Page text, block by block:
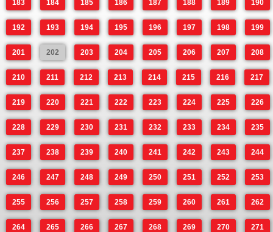
183 184 185 186 187 188 189 190
192 193 194 195 196 197 198 199
201 202 203 204 205 206 207 208
210 211 212 213 214 215 216 217
219 220 221 222 223 224 225 226
228 229 230 231 232 233 234 235
237 238 239 240 241 242 243 244
246 247 248 249 250 251 252 253
255 256 257 258 259 260 261 262
264 265 266 267 268 269 270 271